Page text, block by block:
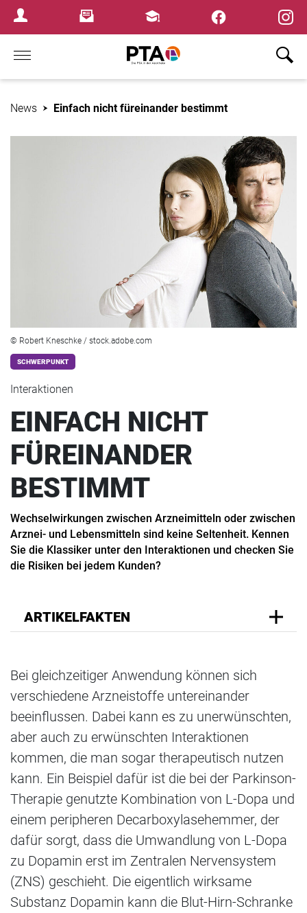
Login MenuNewsletterFortbildungen
Home
News Einfach nicht füreinander bestimmt
© Robert Kneschke / stock.adobe.com
SCHWERPUNKT
Interaktionen
EINFACH NICHT
FÜREINANDER
BESTIMMT
Wechselwirkungen zwischen Arzneimitteln oder zwischen
Arznei- und Lebensmitteln sind keine Seltenheit. Kennen
Sie die Klassiker unter den Interaktionen und checken Sie
die Risiken bei jedem Kunden?
ARTIKELFAKTEN
Bei gleichzeitiger Anwendung können sich
verschiedene Arzneistoffe untereinander
beeinflussen. Dabei kann es zu unerwünschten,
aber auch zu erwünschten Interaktionen
kommen, die man sogar therapeutisch nutzen
kann. Ein Beispiel dafür ist die bei der Parkinson-
Therapie genutzte Kombination von L-Dopa und
einem peripheren Decarboxylasehemmer, der
dafür sorgt, dass die Umwandlung von L-Dopa
zu Dopamin erst im Zentralen Nervensystem
(ZNS) geschieht. Die eigentlich wirksame
Substanz Dopamin kann die Blut-Hirn-Schranke